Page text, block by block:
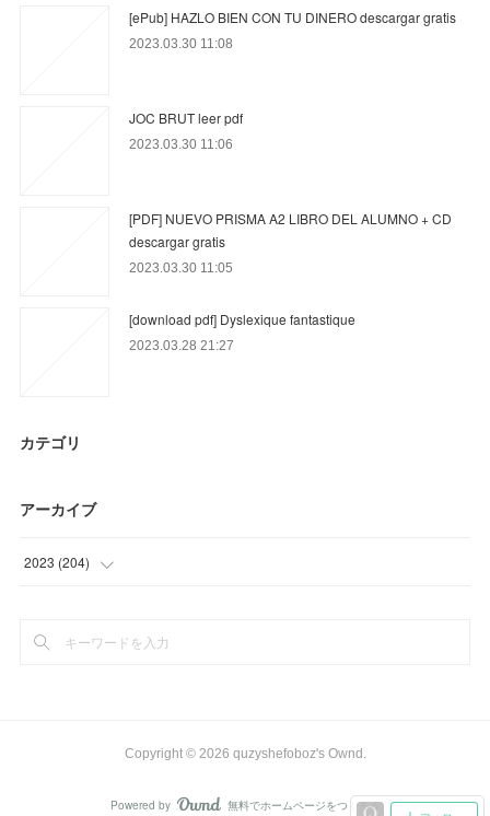
[ePub] HAZLO BIEN CON TU DINERO descargar gratis
2023.03.30 11:08
JOC BRUT leer pdf
2023.03.30 11:06
[PDF] NUEVO PRISMA A2 LIBRO DEL ALUMNO + CD
descargar gratis
2023.03.30 11:05
[download pdf] Dyslexique fantastique
2023.03.28 21:27
カテゴリ
アーカイブ
2023 (204)
(
Copyright © 2026 quzyshefoboz's Ownd .
Powered by AmebaOwnd
無料でホームページをつくろう